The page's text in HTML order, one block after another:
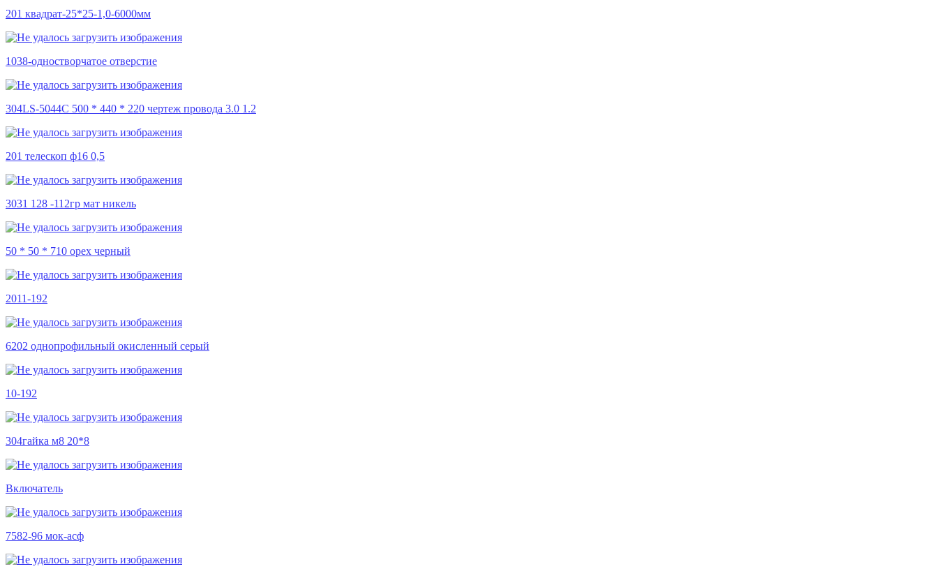
201 квадрат-25*25-1,0-6000мм
1038-одностворчатое отверстие
304LS-5044C 500 * 440 * 220 чертеж провода 3.0 1.2
201 телескоп ф16 0,5
3031 128 -112гр мат никель
50 * 50 * 710 орех черный
2011-192
6202 однопрофильный окисленный серый
10-192
304гайка м8 20*8
Включатель
7582-96 мок-асф